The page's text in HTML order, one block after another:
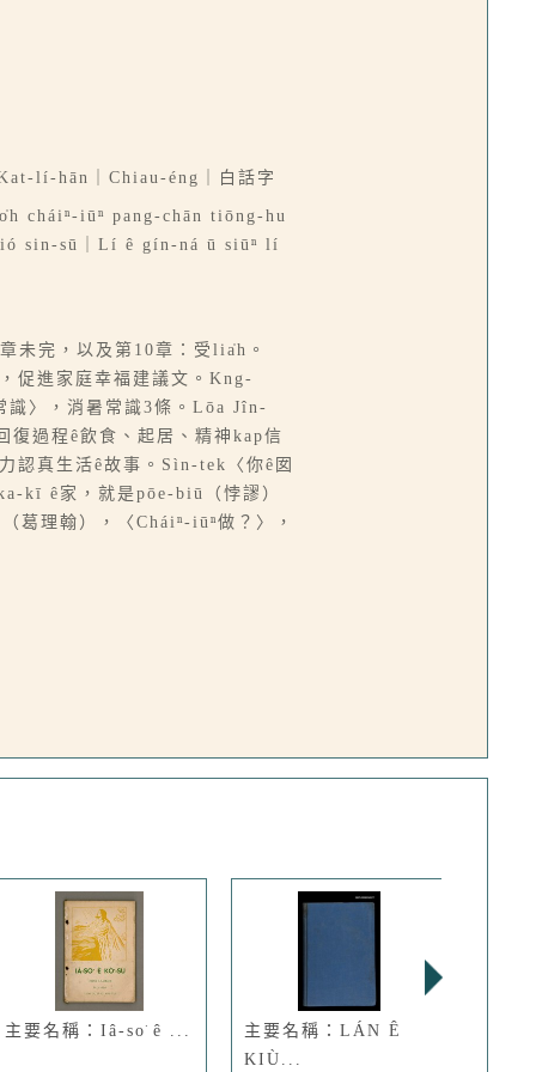
lí-hān｜Chiau-éng｜白話字
cháiⁿ-iūⁿ pang-chān tiōng-hu
sin-sū｜Lí ê gín-ná ū siūⁿ lí
未完，以及第10章：受lia̍h。
促進家庭幸福建議文。Kng-
識〉，消暑常識3條。Lōa Jîn-
復過程ê飲食、起居、精神kap信
認真生活ê故事。Sìn-tek〈你ê囡
kī ê家，就是pōe-biū（悖謬）
葛理翰），〈Cháiⁿ-iūⁿ做？〉，
主要名稱：Iâ-so͘ ê ...
主要名稱：LÁN Ê
KIÙ...